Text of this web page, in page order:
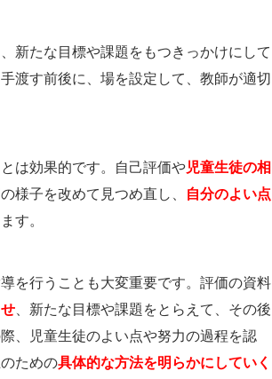
新たな目標や課題をもつきっかけにして
渡す前後に、場を設定して、教師が適切
は効果的です。自己評価や児童生徒の相
様子を改めて見つめ直し、
自分のよい点
す。
を行うことも大変重要です。評価の資料
、新たな目標や課題をとらえて、その後
、児童生徒のよい点や努力の過程を認
ための具体的な方法を明らかにしていく